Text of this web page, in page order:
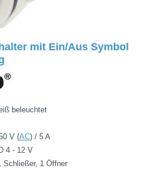
mit Ein/Aus Symbol
beleuchtet
V (AC) / 5 A
4 - 12 V
Schließer, 1 Öffner